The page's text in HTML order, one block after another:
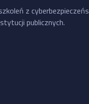
z
publicznych.